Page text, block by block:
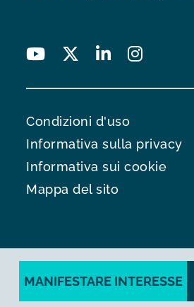
Condizioni d'uso
Informativa sulla privacy
Informativa sui cookie
Mappa del sito
MANIFESTARE INTERESSE